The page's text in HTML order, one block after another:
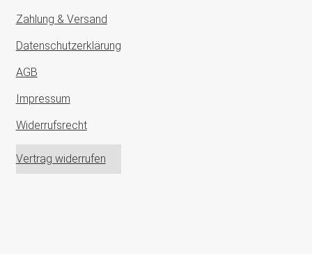
Zahlung & Versand
Datenschutzerklärung
AGB
Impressum
Widerrufsrecht
Vertrag widerrufen